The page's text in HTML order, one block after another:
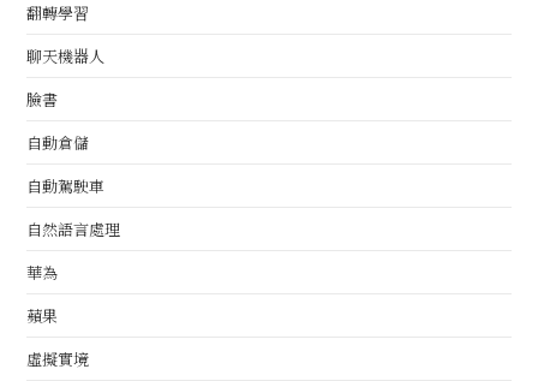
翻轉學習
聊天機器人
臉書
自動倉儲
自動駕駛車
自然語言處理
華為
蘋果
虛擬實境